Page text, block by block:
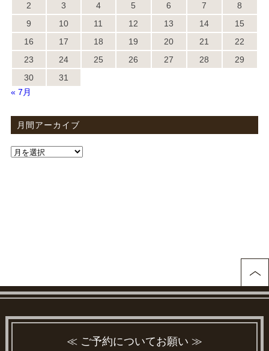
2
3 4 5 6 7
8
9
10 11 12 13 14
15
16
17 18 19 20 21
22
23
24 25 26 27 28
29
30
31
« 7月
月間アーカイブ
≪ ご予約についてお願い ≫